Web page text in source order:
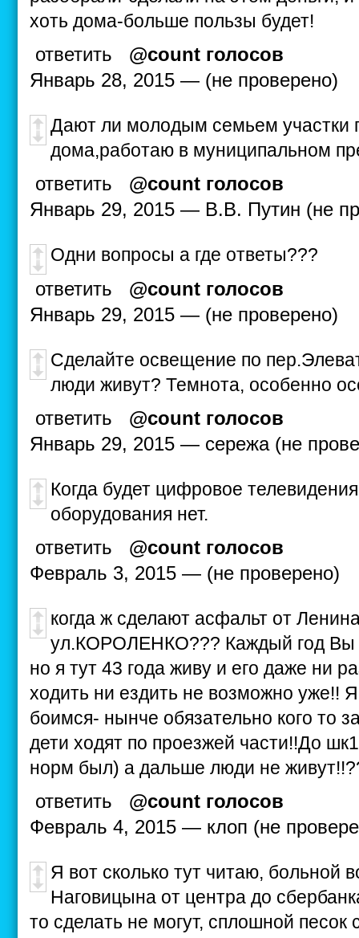
хоть дома-больше пользы будет!
ответить
@count голосов
Январь 28, 2015 — (не проверено)
Дают ли молодым семьем участки
дома,работаю в муниципальном
ответить
@count голосов
Январь 29, 2015 — В.В. Путин (не
Одни вопросы а где ответы???
ответить
@count голосов
Январь 29, 2015 — (не проверено)
Сделайте освещение по
люди живут? Темнота, особенно
ответить
@count голосов
Январь 29, 2015 — сережа (не
Когда будет цифровое
оборудования нет.
ответить
@count голосов
Февраль 3, 2015 — (не проверено)
когда ж сделают асфальт от
ул.КОРОЛЕНКО??? Каждый год Вы
но я тут 43 года живу и его даже ни
ходить ни ездить не возможно уже!!
боимся- нынче обязательно кого то
дети ходят по проезжей части!!До
норм был) а дальше люди не
ответить
@count голосов
Февраль 4, 2015 — клоп (не
Я вот сколько тут читаю, больной
Наговицына от центра до
то сделать не могут, сплошной песок